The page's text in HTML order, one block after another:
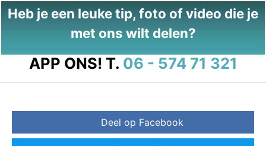
Heb je een leuke tip, foto of video die je
met ons wilt delen?
APP ONS! T. 06 - 574 71 321
Deel op Facebook